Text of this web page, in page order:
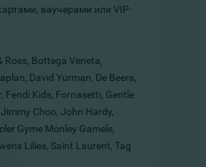
ваучерами или VIP-
Bottega Veneta,
David Yurman, De Beers,
Fendi Kids, Fornasetti, Gentle
Choo, John Hardy,
Gyme Monley Gamele,
Lilies, Saint Laurent, Tag